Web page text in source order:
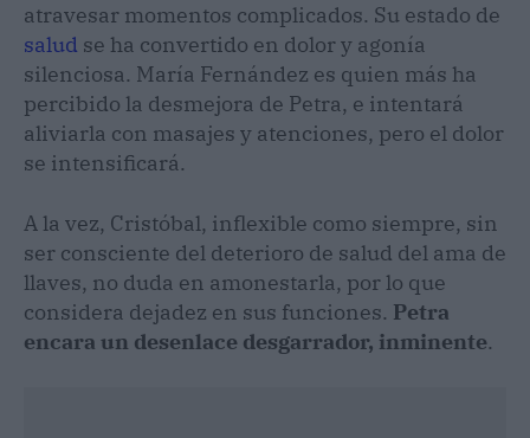
atravesar momentos complicados. Su estado de
salud se ha convertido en dolor y agonía
silenciosa. María Fernández es quien más ha
percibido la desmejora de Petra, e intentará
aliviarla con masajes y atenciones, pero el dolor
se intensificará.
A la vez, Cristóbal, inflexible como siempre, sin
ser consciente del deterioro de salud del ama de
llaves, no duda en amonestarla, por lo que
considera dejadez en sus funciones. Petra
encara un desenlace desgarrador, inminente.